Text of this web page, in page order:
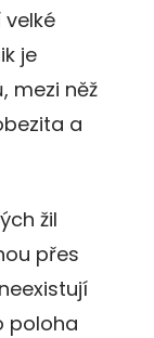
je
mezi něž
a
žil
přes
poloha